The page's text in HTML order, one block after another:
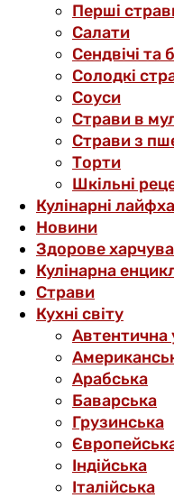
Перші
Салати
Сендвічі та
Солодкі
Соуси
Страви в
Страви з
Торти
Шкільні
Кулінарні
Новини
Здорове
Кулінарна
Страви
Кухні світу
Автентична
Арабська
Баварська
Грузинська
Індійська
Італійська